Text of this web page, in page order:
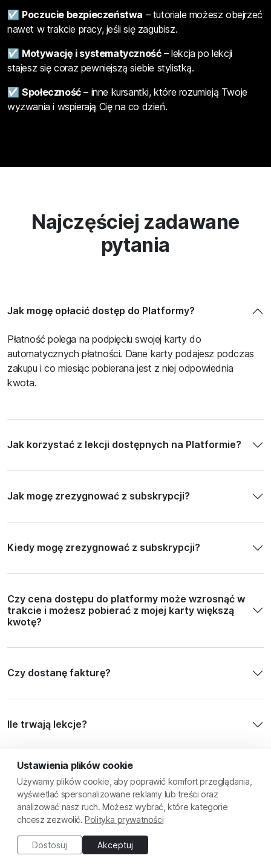
☑ Poczucie bezpieczeństwa – tutoriale możesz obejrzeć
nawet w trakcie pracy, jeśli się zagubisz.
☑ Motywację i systematyczność– lekcja po lekcji
stajesz się coraz pewniejszą siebie stylistką.
☑Społeczność– inne kursantki, które rozumieją Twoje
wyzwania i wspierają Cię na co dzień.
Najczęściej zadawane
pytania
Jak mogę opłacić dostęp do Platformy?
Płatność polega na podpięciu swojej karty do
automatycznych płatności. Dane karty podajesz podczas
zakupu i co miesiąc pobierana jest z niej odpowiednia
kwota.
Jak korzystać z lekcji dostępnych na Platformie?
Jak mogę zrezygnować z subskrypcji?
Kiedy mogę zrezygnować z subskrypcji?
Czy cena dostępu do platformy może wzrosnąć w
trakcie i możesz pobierać z mojej karty większą
kwotę?
Czy dostanę fakturę?
Ile trwają lekcje?
Czy od razu mam dostęp do wszystkich lekcji?
Ustawienia plików cookie
Używamy plików cookie, aby poprawić komfort przeglądania,
wyświetlać spersonalizowane reklamy lub treści oraz
analizować nasz ruch. Możesz wybrać, które kategorie
chcesz zezwolić.Polityka prywatności
Dostosuj Akceptuj